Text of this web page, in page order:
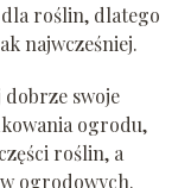
dla roślin, dlatego
najwcześniej.
dobrze swoje
ogrodu,
roślin, a
ogrodowych.